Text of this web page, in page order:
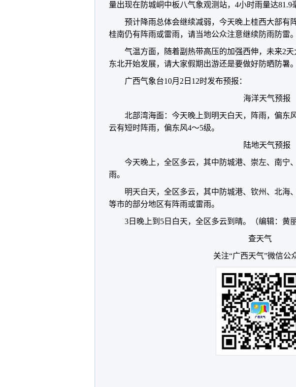
量出现在防城峒中板八气象观测站，4小时雨量达81.9
预计降雨总体会继续减弱，今天晚上桂西大部有
桂南仍有阵雨或雷雨，请当地公众注意继续防雨防雷。
气温方面，随着副热带高压的加强西伸，未来2
东北开始发展，请大家假期出游还是要做好防晒防暑。
广西气象台10月2日12时发布预报：
海洋天气预报
北部湾海面：今天晚上到明天白天，阵雨，偏东
云有短时阵雨，偏东风4～5级。
陆地天气预报
今天晚上，全区多云，其中防城港、崇左、南宁
雨。
明天白天，全区多云，其中防城港、钦州、北海
等市的部分地区有阵雨或雷雨。
3日晚上到5日白天，全区多云到晴。（编辑：黄丽
查天气
关注“广西天气”微信公